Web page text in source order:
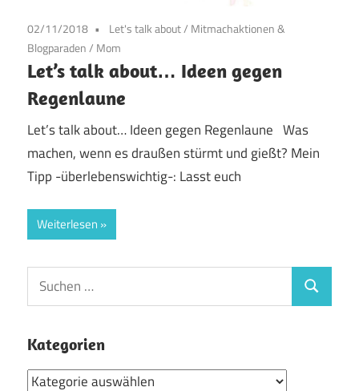
02/11/2018 Let's talk about/ Mitmachaktionen &
Blogparaden/ Mom
Let’s talk about… Ideen gegen
Regenlaune
Let’s talk about… Ideen gegen Regenlaune Was
machen, wenn es draußen stürmt und gießt? Mein
Tipp -überlebenswichtig-: Lasst euch
Weiterlesen
Suchen
nach:
Suchen
Kategorien
Kategorien